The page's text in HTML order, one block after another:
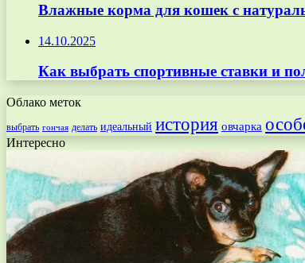
Влажные корма для кошек с
14.10.2025
Как выбрать спортивные ставки и
Облако меток
выбрать гончая делать идеальный история овчарка
Интересно